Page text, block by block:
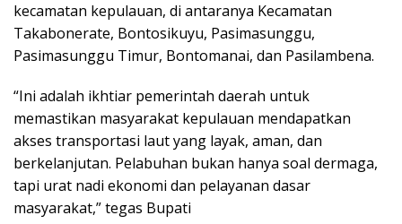
kecamatan kepulauan, di antaranya Kecamatan
Takabonerate, Bontosikuyu, Pasimasunggu,
Pasimasunggu Timur, Bontomanai, dan Pasilambena.
“Ini adalah ikhtiar pemerintah daerah untuk
memastikan masyarakat kepulauan mendapatkan
akses transportasi laut yang layak, aman, dan
berkelanjutan. Pelabuhan bukan hanya soal dermaga,
tapi urat nadi ekonomi dan pelayanan dasar
masyarakat,” tegas Bupati